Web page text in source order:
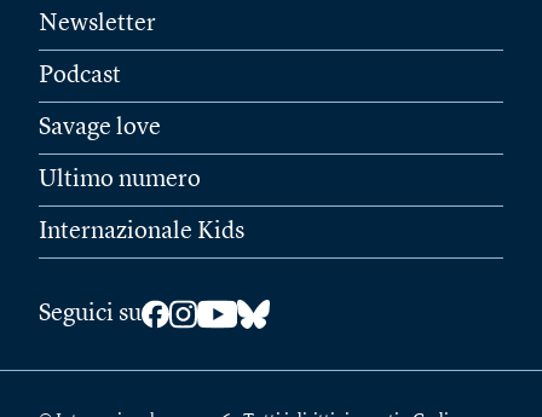
Newsletter
Podcast
Savage love
Ultimo numero
Internazionale Kids
Seguici su